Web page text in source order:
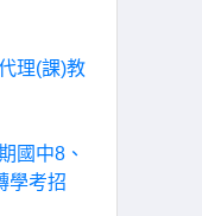
理(課)教
國中8、
學考招